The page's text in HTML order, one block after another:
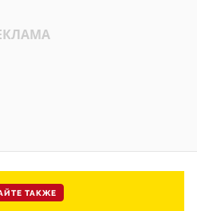
ТАКЖЕ